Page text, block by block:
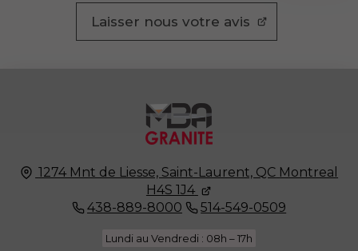
Laisser nous votre avis
1274 Mnt de Liesse, Saint-Laurent, QC Montreal
H4S 1J4
438-889-8000
514-549-0509
Lundi au Vendredi : 08h – 17h